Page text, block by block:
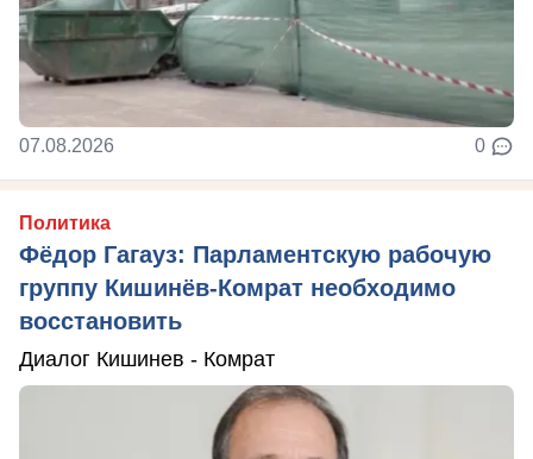
07.08.2026 0
Политика
Фёдор Гагауз: Парламентскую рабочую
группу Кишинёв-Комрат необходимо
восстановить
Диалог Кишинев - Комрат